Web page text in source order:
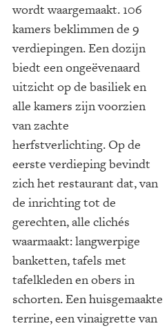
wordt waargemaakt. 106
kamers beklimmen de 9
verdiepingen. Een dozijn
biedt een ongeëvenaard
uitzicht op de basiliek en
alle kamers zijn voorzien
van zachte
herfstverlichting. Op de
eerste verdieping bevindt
zich het restaurant dat, van
de inrichting tot de
gerechten, alle clichés
waarmaakt: langwerpige
banketten, tafels met
tafelkleden en obers in
schorten. Een huisgemaakte
terrine, een vinaigrette van